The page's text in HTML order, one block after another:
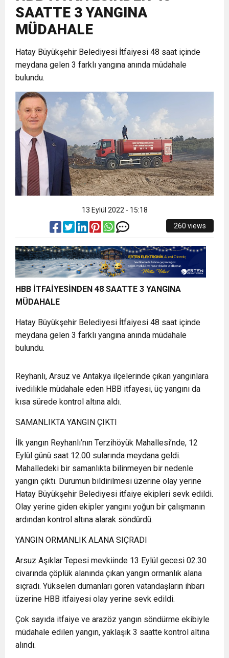
Cumhuriyet, Türk Milletinin Özgürlük
ve Onur Nişanesidir
6:19 HBB BAŞKANI ÖNTÜRK’ÜN
CUMHURİYET BAYRAMI MESAJI
17:36 KURUMLAR VERGİSİ ERTELENDİ
1:00
DUYURUSU
21:40 CEYLANDERE’DE BAŞKAN EMRAH
KARAÇAY’A SEVGİ SELİ
18:22 BAŞKAN SAMİ ÜSTÜN’DEN
GÖNÜLLERE DOKUNAN ZİYARET
SAATTE 3 YANGINA
MÜDAHALE
Hatay Büyükşehir Belediyesi İtfaiyesi 48 saat içinde
meydana gelen 3 farklı yangına anında müdahale
bulundu.
13 Eylül 2022 - 15:18
260 views
HBB İTFAİYESİNDEN 48 SAATTE 3 YANGINA
MÜDAHALE
Hatay Büyükşehir Belediyesi İtfaiyesi 48 saat içinde
meydana gelen 3 farklı yangına anında müdahale
bulundu.
Reyhanlı, Arsuz ve Antakya ilçelerinde çıkan yangınlara
ivedilikle müdahale eden HBB itfayesi, üç yangını da
kısa sürede kontrol altına aldı.
SAMANLIKTA YANGIN ÇIKTI
İlk yangın Reyhanlı’nın Terzihöyük Mahallesi’nde, 12
Eylül günü saat 12.00 sularında meydana geldi.
Mahalledeki bir samanlıkta bilinmeyen bir nedenle
yangın çıktı. Durumun bildirilmesi üzerine olay yerine
Hatay Büyükşehir Belediyesi itfaiye ekipleri sevk edildi.
Olay yerine giden ekipler yangını yoğun bir çalışmanın
ardından kontrol altına alarak söndürdü.
YANGIN ORMANLIK ALANA SIÇRADI
Arsuz Aşıklar Tepesi mevkiinde 13 Eylül gecesi 02.30
civarında çöplük alanında çıkan yangın ormanlık alana
sıçradı. Yükselen dumanları gören vatandaşların ihbarı
üzerine HBB itfaiyesi olay yerine sevk edildi.
Çok sayıda itfaiye ve arazöz yangın söndürme ekibiyle
müdahale edilen yangın, yaklaşık 3 saatte kontrol altına
alındı.